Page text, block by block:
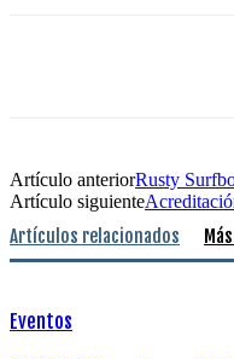
Artículo anteriorRusty
Artículo siguiente
Artículos relacionados
Eventos